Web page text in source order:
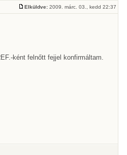
Elküldve: 2009. márc. 03., kedd 22:37
ként felnőtt fejjel konfirmáltam.